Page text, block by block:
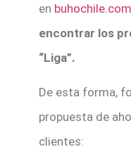
en buhochile.com
encontrar los
“Liga”.
De esta forma,
propuesta de
clientes: